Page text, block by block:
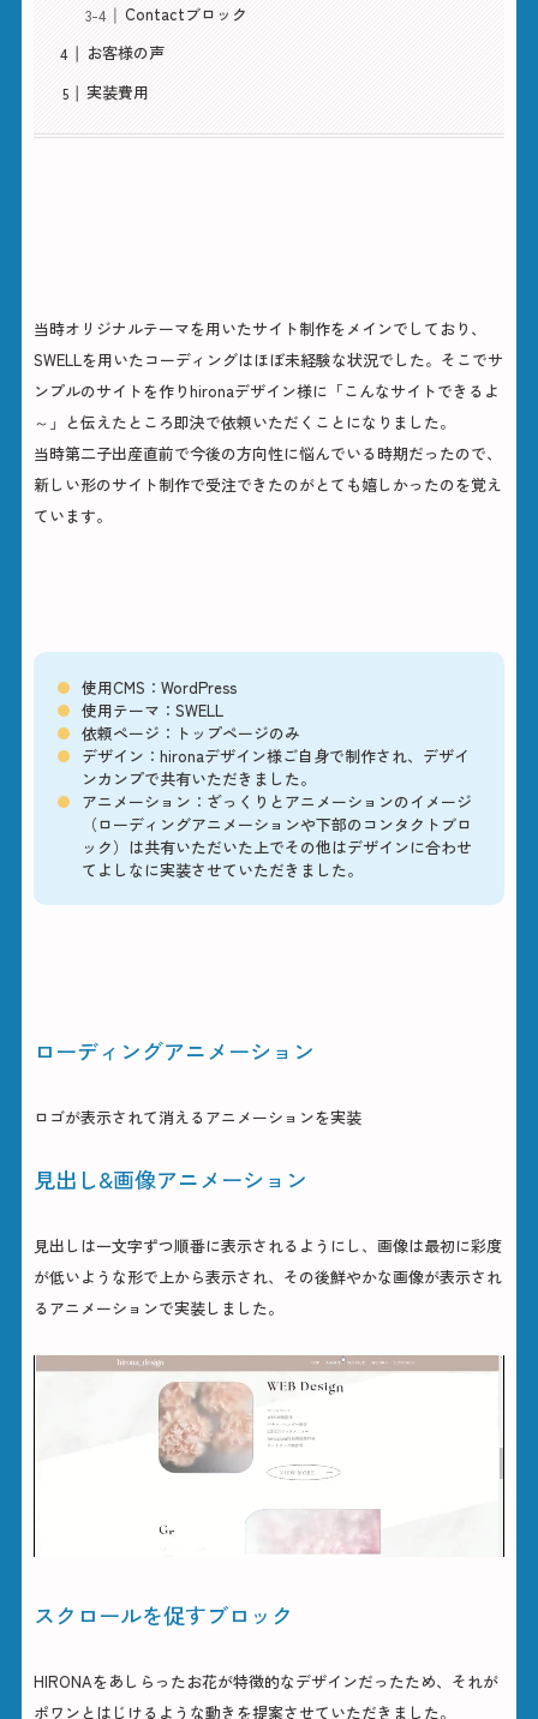
Contactブロック
お客様の声
実装費用
当時オリジナルテーマを用いたサイト制作をメインでしており、
SWELLを用いたコーディングはほぼ未経験な状況でした。そこでサ
ンプルのサイトを作りhironaデザイン様に「こんなサイトできるよ
～」と伝えたところ即決で依頼いただくことになりました。
当時第二子出産直前で今後の方向性に悩んでいる時期だったので、
新しい形のサイト制作で受注できたのがとても嬉しかったのを覚え
ています。
使用CMS：WordPress
使用テーマ：SWELL
依頼ページ：トップページのみ
デザイン：hironaデザイン様ご自身で制作され、デザイ
ンカンプで共有いただきました。
アニメーション：ざっくりとアニメーションのイメージ
（ローディングアニメーションや下部のコンタクトブロ
ック）は共有いただいた上でその他はデザインに合わせ
てよしなに実装させていただきました。
ローディングアニメーション
ロゴが表示されて消えるアニメーションを実装
見出し&画像アニメーション
見出しは一文字ずつ順番に表示されるようにし、画像は最初に彩度
が低いような形で上から表示され、その後鮮やかな画像が表示され
るアニメーションで実装しました。
スクロールを促すブロック
HIRONAをあしらったお花が特徴的なデザインだったため、それが
ポワンとはじけるような動きを提案させていただきました。